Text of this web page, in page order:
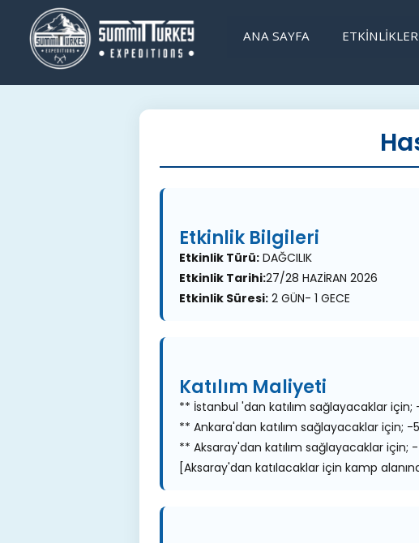
ANA SAYFA ETKINLIKLER
Etkinlik Bilgileri
Etkinlik Türü: DAĞCILIK
Etkinlik Tarihi:27/28 HAZİRAN 2026
Etkinlik Süresi: 2 GÜN- 1 GECE
Katılım Maliyeti
** İstanbul 'dan katılım sağlayacaklar için;
** Ankara'dan katılım sağlayacaklar için; -
** Aksaray'dan katılım sağlayacaklar için;
[Aksaray'dan katılacaklar için kamp